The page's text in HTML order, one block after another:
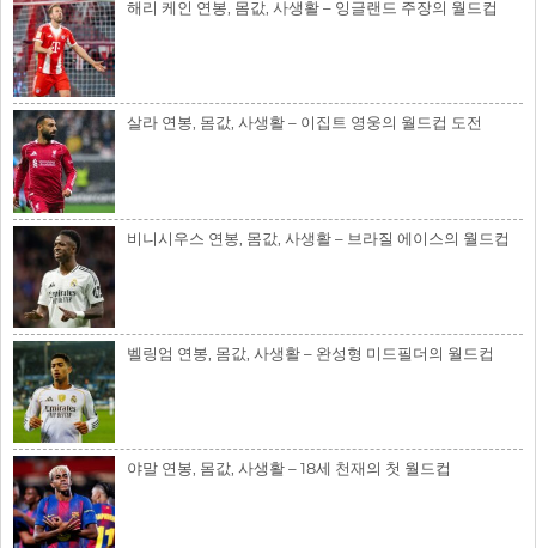
해리 케인 연봉, 몸값, 사생활 – 잉글랜드 주장의 월드컵
살라 연봉, 몸값, 사생활 – 이집트 영웅의 월드컵 도전
비니시우스 연봉, 몸값, 사생활 – 브라질 에이스의 월드컵
벨링엄 연봉, 몸값, 사생활 – 완성형 미드필더의 월드컵
야말 연봉, 몸값, 사생활 – 18세 천재의 첫 월드컵